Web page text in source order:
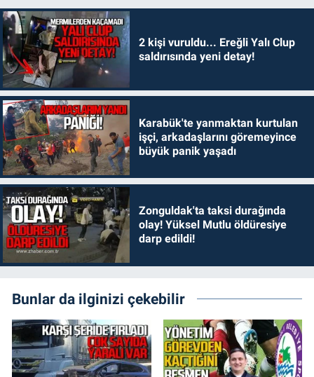
2 kişi vuruldu... Ereğli Yalı Clup
saldırısında yeni detay!
Karabük'te yanmaktan kurtulan
işçi, arkadaşlarını göremeyince
büyük panik yaşadı
Zonguldak'ta taksi durağında
olay! Yüksel Mutlu öldüresiye
darp edildi!
Bunlar da ilginizi çekebilir